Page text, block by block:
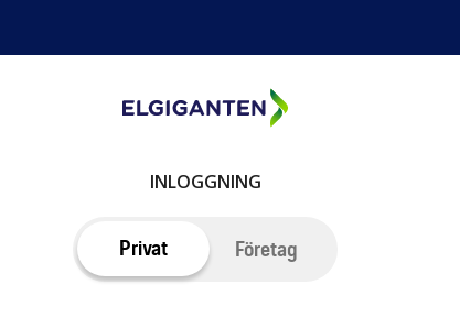
INLOGGNING
Privat Företag